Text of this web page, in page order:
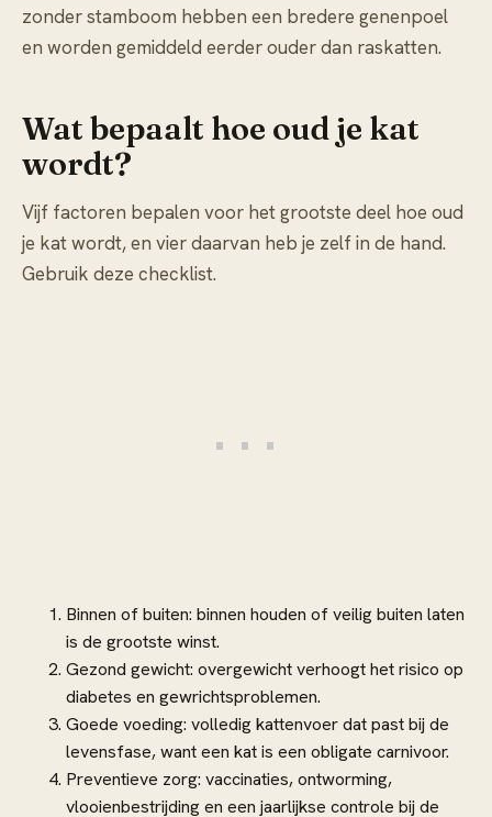
zonder stamboom hebben een bredere genenpoel
en worden gemiddeld eerder ouder dan raskatten.
Wat bepaalt hoe oud je kat
wordt?
Vijf factoren bepalen voor het grootste deel hoe oud
je kat wordt, en vier daarvan heb je zelf in de hand.
Gebruik deze checklist.
Binnen of buiten: binnen houden of veilig buiten laten
is de grootste winst.
Gezond gewicht: overgewicht verhoogt het risico op
diabetes en gewrichtsproblemen.
Goede voeding: volledig kattenvoer dat past bij de
levensfase, want een kat is een obligate carnivoor.
Preventieve zorg: vaccinaties, ontworming,
vlooienbestrijding en een jaarlijkse controle bij de